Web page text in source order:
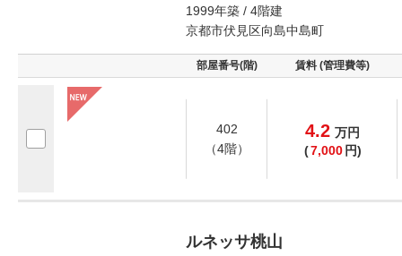
1999年築 / 4階建
京都市伏見区向島中島町
部屋番号(階) 賃料 (管理費等)
402
（4階）
4.2 万円
(7,000 円)
ルネッサ桃山